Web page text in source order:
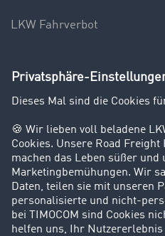
LKW Fahrverbot
Unternehmen
Kunden werben Kunden
Success Stories
Karriere
Support